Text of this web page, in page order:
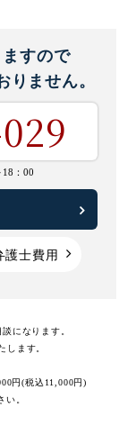
ますので
りません。
18：00
護士費用
になります。
します。
円(税込11,000円)
い。